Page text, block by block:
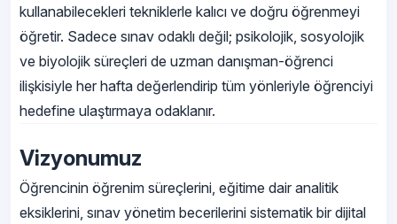
kullanabilecekleri tekniklerle kalıcı ve doğru öğrenmeyi
öğretir. Sadece sınav odaklı değil; psikolojik, sosyolojik
ve biyolojik süreçleri de uzman danışman-öğrenci
ilişkisiyle her hafta değerlendirip tüm yönleriyle öğrenciyi
hedefine ulaştırmaya odaklanır.
Vizyonumuz
Öğrencinin öğrenim süreçlerini, eğitime dair analitik
eksiklerini, sınav yönetim becerilerini sistematik bir dijital